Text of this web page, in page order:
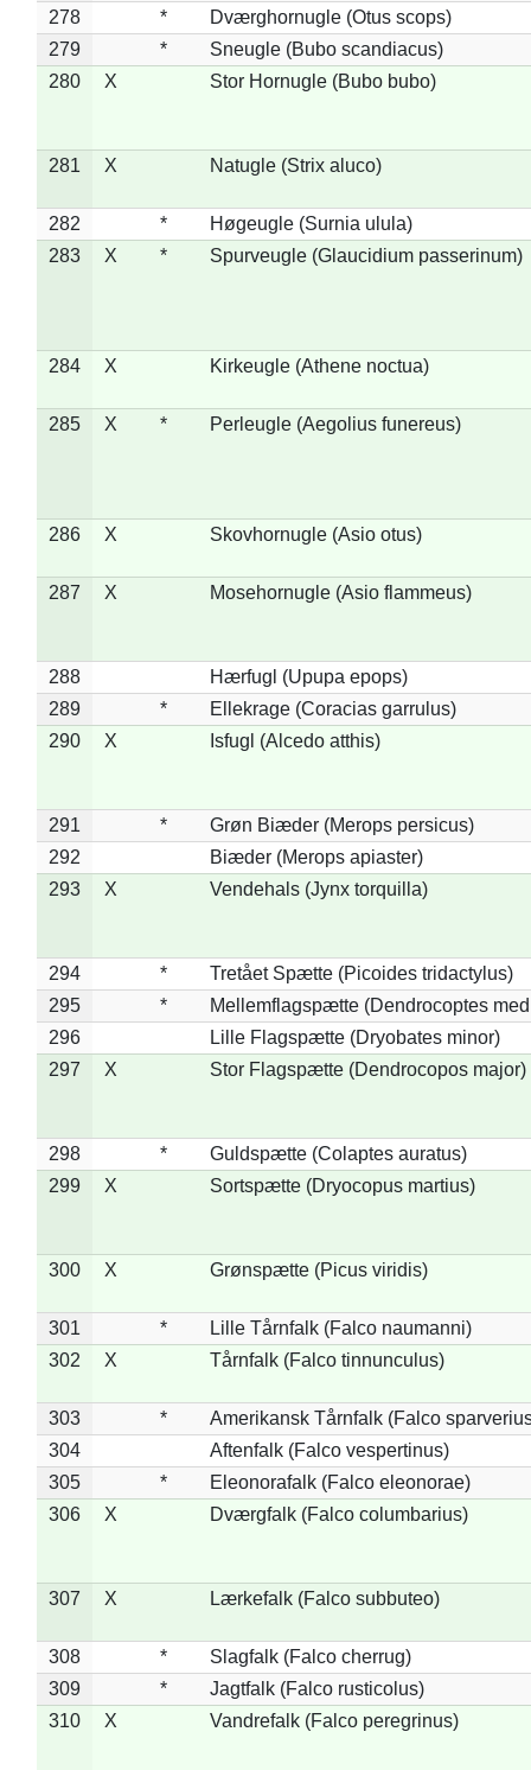
278
*
Dværghornugle (Otus scops)
279
*
Sneugle (Bubo scandiacus)
280
X Stor Hornugle (Bubo bubo)
281 X Natugle (Strix aluco)
282 *
Høgeugle (Surnia ulula)
283
X * Spurveugle (Glaucidium passerinum)
284 X Kirkeugle (Athene noctua)
285 X * Perleugle (Aegolius funereus)
286 X Skovhornugle (Asio otus)
287 X Mosehornugle (Asio flammeus)
288
Hærfugl (Upupa epops)
289
*
Ellekrage (Coracias garrulus)
290
X Isfugl (Alcedo atthis)
291 *
Grøn Biæder (Merops persicus)
292
Biæder (Merops apiaster)
293
X Vendehals (Jynx torquilla)
294 *
Tretået Spætte (Picoides tridactylus)
295
*
Mellemflagspætte (Dendrocoptes
296
Lille Flagspætte (Dryobates minor)
297
X Stor Flagspætte (Dendrocopos major)
298 *
Guldspætte (Colaptes auratus)
299
X Sortspætte (Dryocopus martius)
300 X Grønspætte (Picus viridis)
301 *
Lille Tårnfalk (Falco naumanni)
302
X Tårnfalk (Falco tinnunculus)
303 *
Amerikansk Tårnfalk (Falco
304
Aftenfalk (Falco vespertinus)
305
*
Eleonorafalk (Falco eleonorae)
306
X Dværgfalk (Falco columbarius)
307 X Lærkefalk (Falco subbuteo)
308 *
Slagfalk (Falco cherrug)
309
*
Jagtfalk (Falco rusticolus)
310
X Vandrefalk (Falco peregrinus)